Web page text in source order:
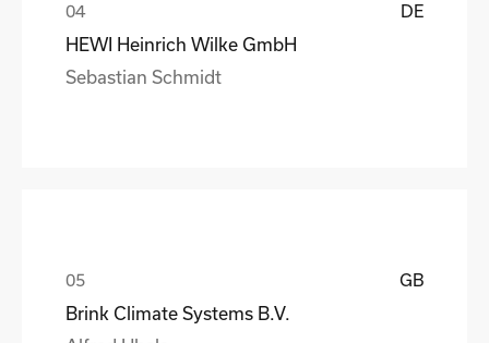
DE
HEWI Heinrich Wilke GmbH
Sebastian Schmidt
GB
Brink Climate Systems B.V.